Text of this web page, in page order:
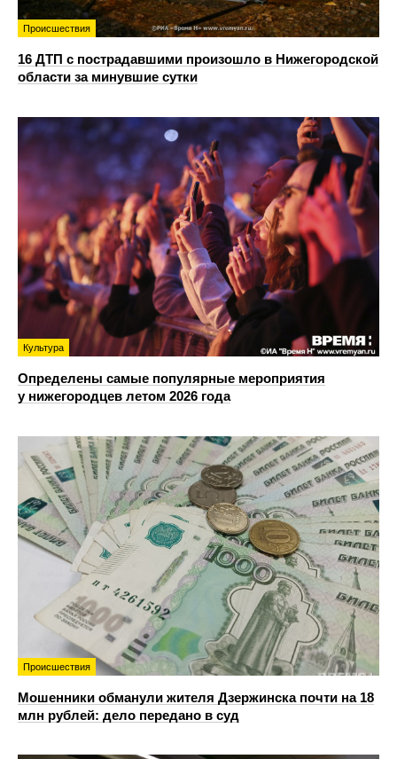
Происшествия
16 ДТП с пострадавшими произошло в Нижегородской
области за минувшие сутки
Культура
Определены самые популярные мероприятия
у нижегородцев летом 2026 года
Происшествия
Мошенники обманули жителя Дзержинска почти на 18
млн рублей: дело передано в суд